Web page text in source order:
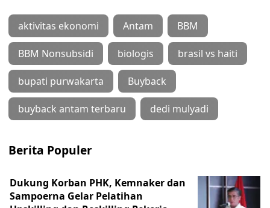
aktivitas ekonomi Antam BBM
BBM Nonsubsidi biologis brasil vs haiti
bupati purwakarta Buyback
buyback antam terbaru dedi mulyadi
Berita Populer
Dukung Korban PHK, Kemnaker dan
Sampoerna Gelar Pelatihan